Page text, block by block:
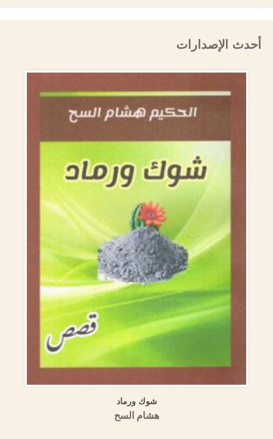
أحدث الإصدارات
الدولة الأموية في المشرق والأندلس في الموسوعة العمرية
(مسالك الأبصار في ممالك الأمصار)
منشورات الجمعية التاريخية السورية